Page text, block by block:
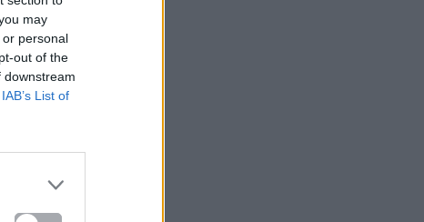
may
personal
out of the
downstream
IAB’s List of